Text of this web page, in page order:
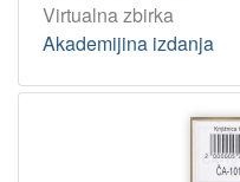
Virtualna zbirka
Akademijina izdanja